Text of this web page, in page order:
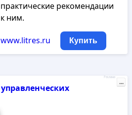
практические рекомендации
к ним.
www.litres.ru Купить
управленческих
Реклама
...